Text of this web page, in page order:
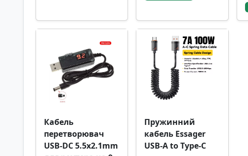
Кабель
перетворювач
USB-DC 5.5x2.1mm
Пружинний
кабель Essager
USB-A to Type-C